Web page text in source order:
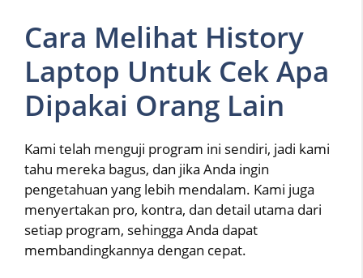
Cara Melihat History
Laptop Untuk Cek Apa
Dipakai Orang Lain
Kami telah menguji program ini sendiri, jadi kami
tahu mereka bagus, dan jika Anda ingin
pengetahuan yang lebih mendalam. Kami juga
menyertakan pro, kontra, dan detail utama dari
setiap program, sehingga Anda dapat
membandingkannya dengan cepat.